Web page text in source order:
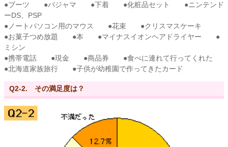
●ブーツ ●パジャマ ●下着 ●化粧品セット ●ニンテンド
ーDS、PSP
●ノートパソコン用のマウス ●花束 ●クリスマスケーキ
●お菓子つめ放題 ●本 ●マイナスイオンヘアドライヤー ●
ミシン
●携帯電話 ●現金 ●商品券 ●食べに連れて行ってくれた
●北海道家族旅行 ●子供が幼稚園で作ってきたカード
Q2-2. その満足度は？